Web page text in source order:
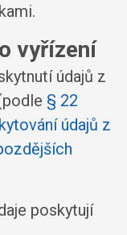
vyřízení
údajů z
§ 22
údajů z
poskytují